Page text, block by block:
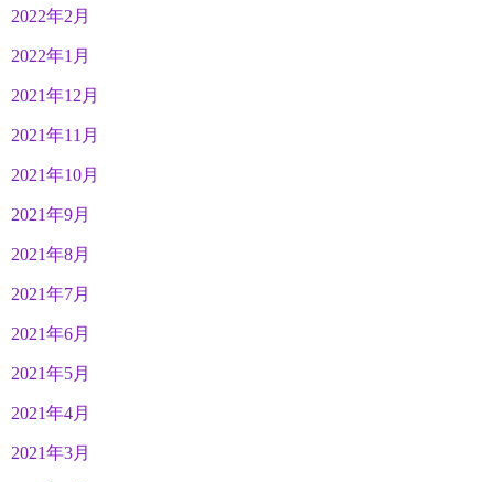
2022年2月
2022年1月
2021年12月
2021年11月
2021年10月
2021年9月
2021年8月
2021年7月
2021年6月
2021年5月
2021年4月
2021年3月